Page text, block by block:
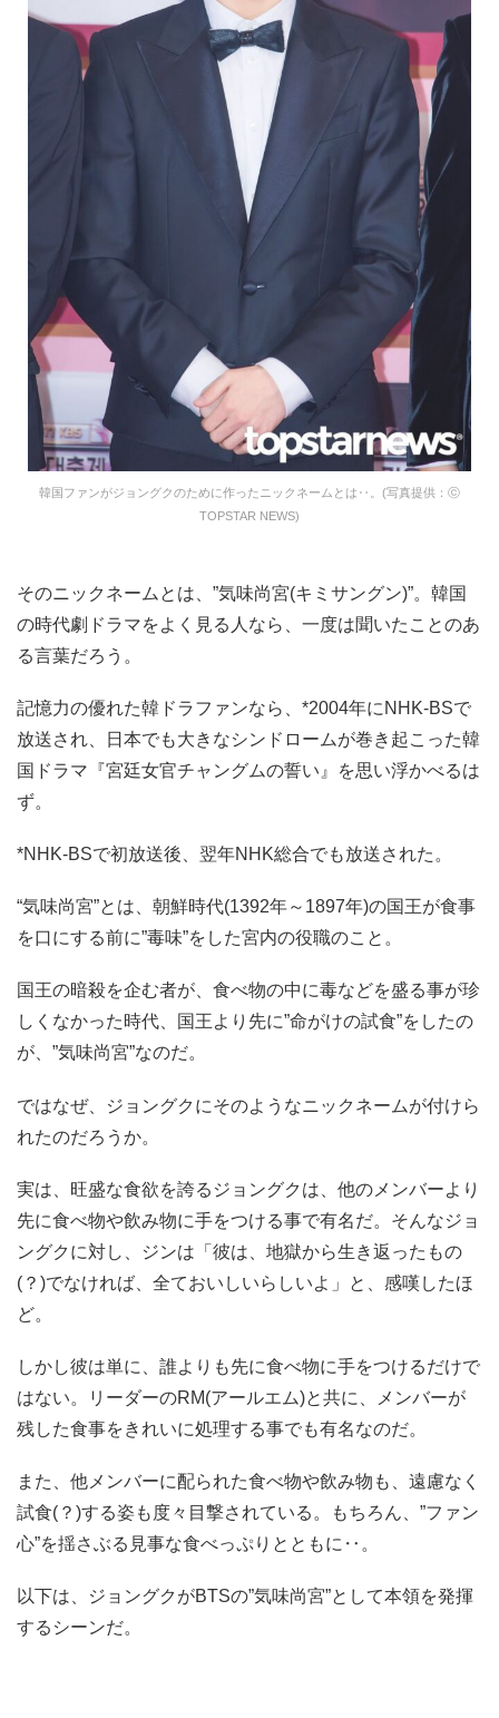
韓国ファンがジョングクのために作ったニックネームとは‥。(写真提供：ⓒ
TOPSTAR NEWS)
そのニックネームとは、”気味尚宮(キミサングン)”。韓国
の時代劇ドラマをよく見る人なら、一度は聞いたことのあ
る言葉だろう。
記憶力の優れた韓ドラファンなら、*2004年にNHK-BSで
放送され、日本でも大きなシンドロームが巻き起こった韓
国ドラマ『宮廷女官チャングムの誓い』を思い浮かべるは
ず。
*NHK-BSで初放送後、翌年NHK総合でも放送された。
“気味尚宮”とは、朝鮮時代(1392年～1897年)の国王が食事
を口にする前に”毒味”をした宮内の役職のこと。
国王の暗殺を企む者が、食べ物の中に毒などを盛る事が珍
しくなかった時代、国王より先に”命がけの試食”をしたの
が、”気味尚宮”なのだ。
ではなぜ、ジョングクにそのようなニックネームが付けら
れたのだろうか。
実は、旺盛な食欲を誇るジョングクは、他のメンバーより
先に食べ物や飲み物に手をつける事で有名だ。そんなジョ
ングクに対し、ジンは「彼は、地獄から生き返ったもの
(？)でなければ、全ておいしいらしいよ」と、感嘆したほ
ど。
しかし彼は単に、誰よりも先に食べ物に手をつけるだけで
はない。リーダーのRM(アールエム)と共に、メンバーが
残した食事をきれいに処理する事でも有名なのだ。
また、他メンバーに配られた食べ物や飲み物も、遠慮なく
試食(？)する姿も度々目撃されている。もちろん、”ファン
心”を揺さぶる見事な食べっぷりとともに‥。
以下は、ジョングクがBTSの”気味尚宮”として本領を発揮
するシーンだ。